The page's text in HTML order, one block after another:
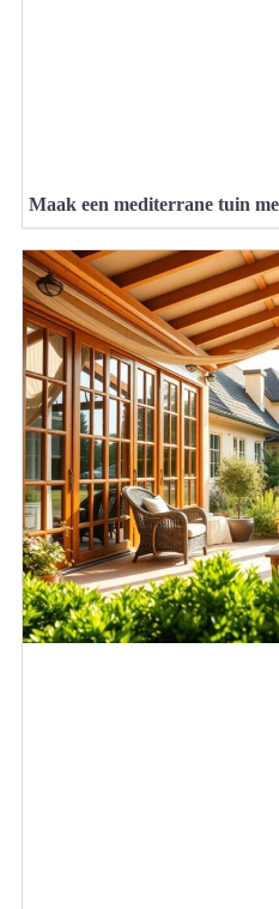
Maak een mediterrane tuin